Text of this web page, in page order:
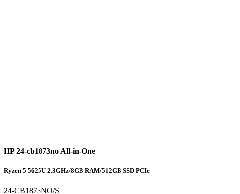
HP 24-cb1873no All-in-One
Ryzen 5 5625U 2.3GHz/8GB RAM/512GB SSD PCIe
24-CB1873NO/S